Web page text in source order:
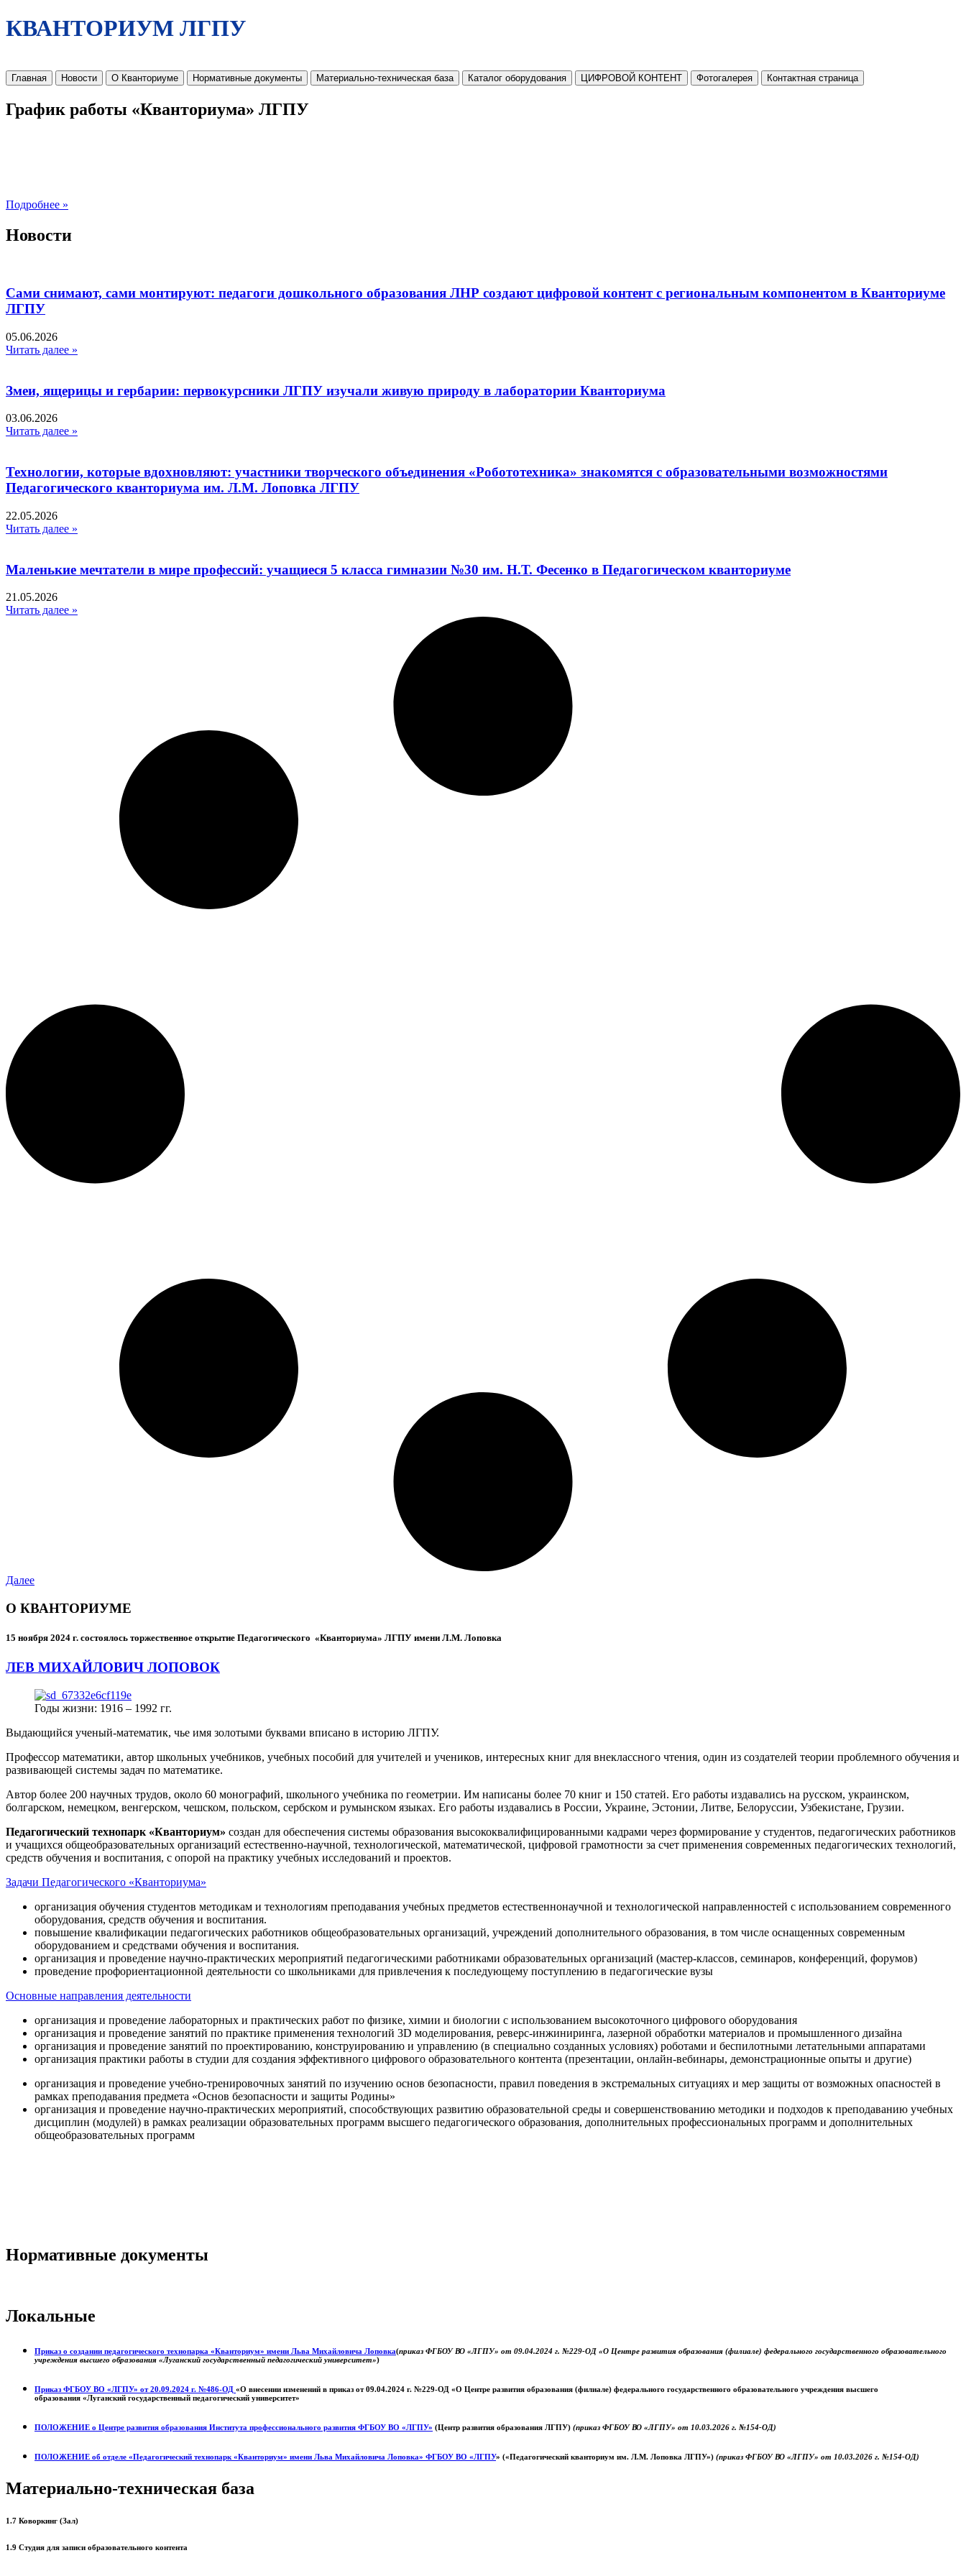
КВАНТОРИУМ ЛГПУ
Главная Новости О Кванториуме Нормативные документы Материально-техническая база Каталог оборудования ЦИФРОВОЙ КОНТЕНТ Фотогалерея Контактная страница
График работы «Кванториума» ЛГПУ
Подробнее »
Новости
Сами снимают, сами монтируют: педагоги дошкольного образования ЛНР создают цифровой контент с региональным компонентом в Кванториуме
ЛГПУ​
05.06.2026
Читать далее »
Змеи, ящерицы и гербарии: первокурсники ЛГПУ изучали живую природу в лаборатории Кванториума
03.06.2026
Читать далее »
Технологии, которые вдохновляют: участники творческого объединения «Робототехника» знакомятся с образовательными возможностями
Педагогического кванториума им. Л.М. Лоповка ЛГПУ
22.05.2026
Читать далее »
Маленькие мечтатели в мире профессий: учащиеся 5 класса гимназии №30 им. Н.Т. Фесенко в Педагогическом кванториуме
21.05.2026
Читать далее »
Далее
О КВАНТОРИУМЕ
15 ноября 2024 г. состоялось торжественное открытие Педагогического «Кванториума» ЛГПУ имени Л.М. Лоповка
ЛЕВ МИХАЙЛОВИЧ ЛОПОВОК
Годы жизни: 1916 – 1992 гг.
Выдающийся ученый-математик, чье имя золотыми буквами вписано в историю ЛГПУ.
Профессор математики, автор школьных учебников, учебных пособий для учителей и учеников, интересных книг для внеклассного чтения, один из создателей теории проблемного обучения и
развивающей системы задач по математике.
Автор более 200 научных трудов, около 60 монографий, школьного учебника по геометрии. Им написаны более 70 книг и 150 статей. Его работы издавались на русском, украинском,
болгарском, немецком, венгерском, чешском, польском, сербском и румынском языках. Его работы издавались в России, Украине, Эстонии, Литве, Белоруссии, Узбекистане, Грузии.
Педагогический технопарк «Кванториум» создан для обеспечения системы образования высококвалифицированными кадрами через формирование у студентов, педагогических работников
и учащихся общеобразовательных организаций естественно-научной, технологической, математической, цифровой грамотности за счет применения современных педагогических технологий,
средств обучения и воспитания, с опорой на практику учебных исследований и проектов.
Задачи Педагогического «Кванториума»
организация обучения студентов методикам и технологиям преподавания учебных предметов естественнонаучной и технологической направленностей с использованием современного
оборудования, средств обучения и воспитания.
повышение квалификации педагогических работников общеобразовательных организаций, учреждений дополнительного образования, в том числе оснащенных современным
оборудованием и средствами обучения и воспитания.
организация и проведение научно-практических мероприятий педагогическими работниками образовательных организаций (мастер-классов, семинаров, конференций, форумов)
проведение профориентационной деятельности со школьниками для привлечения к последующему поступлению в педагогические вузы
Основные направления деятельности
организация и проведение лабораторных и практических работ по физике, химии и биологии с использованием высокоточного цифрового оборудования
организация и проведение занятий по практике применения технологий 3D моделирования, реверс-инжиниринга, лазерной обработки материалов и промышленного дизайна
организация и проведение занятий по проектированию, конструированию и управлению (в специально созданных условиях) роботами и беспилотными летательными аппаратами
организация практики работы в студии для создания эффективного цифрового образовательного контента (презентации, онлайн-вебинары, демонстрационные опыты и другие)
организация и проведение учебно-тренировочных занятий по изучению основ безопасности, правил поведения в экстремальных ситуациях и мер защиты от возможных опасностей в
рамках преподавания предмета «Основ безопасности и защиты Родины»
организация и проведение научно-практических мероприятий, способствующих развитию образовательной среды и совершенствованию методики и подходов к преподаванию учебных
дисциплин (модулей) в рамках реализации образовательных программ высшего педагогического образования, дополнительных профессиональных программ и дополнительных
общеобразовательных программ
Нормативные документы
Локальные
Приказ о создании педагогического технопарка «Кванториум» имени Льва Михайловича Лоповка(приказ ФГБОУ ВО «ЛГПУ» от 09.04.2024 г. №229-ОД «О Центре развития образования (филиале) федерального государственного образовательного
учреждения высшего образования «Луганский государственный педагогический университет»)
Приказ ФГБОУ ВО «ЛГПУ» от 20.09.2024 г. №486-ОД «О внесении изменений в приказ от 09.04.2024 г. №229-ОД «О Центре развития образования (филиале) федерального государственного образовательного учреждения высшего
образования «Луганский государственный педагогический университет»
ПОЛОЖЕНИЕ о Центре развития образования Института профессионального развития ФГБОУ ВО «ЛГПУ» (Центр развития образования ЛГПУ) (приказ ФГБОУ ВО «ЛГПУ» от 10.03.2026 г. №154-ОД)
ПОЛОЖЕНИЕ об отделе «Педагогический технопарк «Кванториум» имени Льва Михайловича Лоповка» ФГБОУ ВО «ЛГПУ» («Педагогический кванториум им. Л.М. Лоповка ЛГПУ») (приказ ФГБОУ ВО «ЛГПУ» от 10.03.2026 г. №154-ОД)
Материально-техническая база
1.7 Коворкинг (Зал)
1.9 Студия для записи образовательного контента